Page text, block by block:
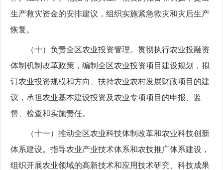
生产救灾资金的安排建议，组织实施紧急救灾和灾后生产
恢复。
（十）负责全区农业投资管理。贯彻执行农业投融资
体制机制改革政策，编制全区农业投资项目建设规划，拟
订农业投资规模和方向、扶持农业农村发展财政项目的建
议，承担农业基本建设投资及农业专项项目的申报、监
督、检查和实施责任。
（十一）推动全区农业科技体制改革和农业科技创新
体系建设。指导农业产业技术体系和农技推广体系建设，
组织开展农业领域的高新技术和应用技术研究、科技成果